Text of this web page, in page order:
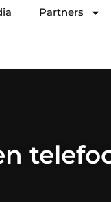
Partners